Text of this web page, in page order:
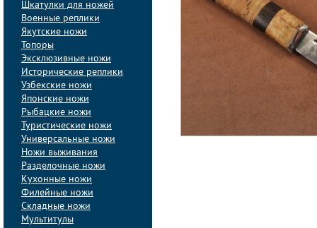
Шкатулки для ножей
Военные реплики
Якутские ножи
Топоры
Эксклюзивные ножи
Исторические реплики
Узбекские ножи
Японские ножи
Рыбацкие ножи
Туристические ножи
Универсальные ножи
Ножи выживания
Разделочные ножи
Кухонные ножи
Филейные ножи
Складные ножи
Мультитулы